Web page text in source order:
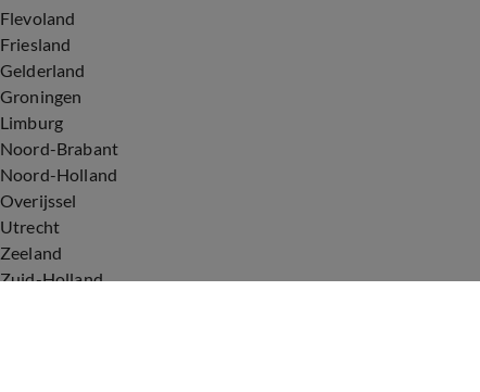
Flevoland
Friesland
Gelderland
Groningen
Limburg
Noord-Brabant
Noord-Holland
Overijssel
Utrecht
Zeeland
Zuid-Holland